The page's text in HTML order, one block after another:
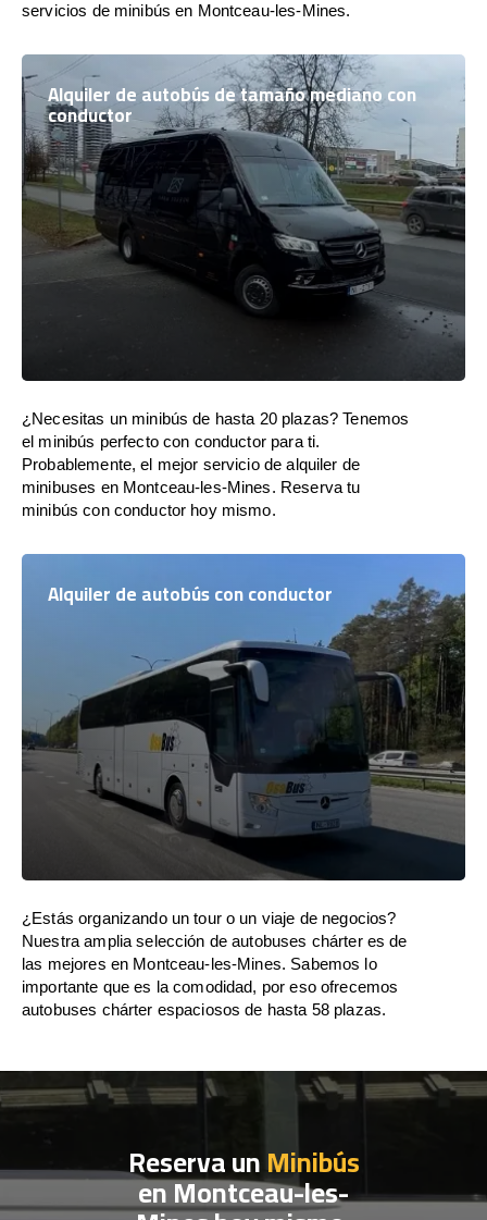
servicios de minibús en Montceau-les-Mines.
Alquiler de autobús de tamaño mediano con
conductor
¿Necesitas un minibús de hasta 20 plazas? Tenemos
el minibús perfecto con conductor para ti.
Probablemente, el mejor servicio de alquiler de
minibuses en Montceau-les-Mines. Reserva tu
minibús con conductor hoy mismo.
Alquiler de autobús con conductor
¿Estás organizando un tour o un viaje de negocios?
Nuestra amplia selección de autobuses chárter es de
las mejores en Montceau-les-Mines. Sabemos lo
importante que es la comodidad, por eso ofrecemos
autobuses chárter espaciosos de hasta 58 plazas.
Reserva unMinibús
en Montceau-les-